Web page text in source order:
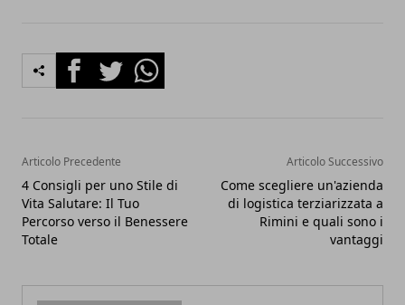
FacebookTwitterWhatsapp
Articolo Precedente
4 Consigli per uno Stile di
Vita Salutare: Il Tuo
Percorso verso il Benessere
Totale
Articolo Successivo
Come scegliere un'azienda
di logistica terziarizzata a
Rimini e quali sono i
vantaggi